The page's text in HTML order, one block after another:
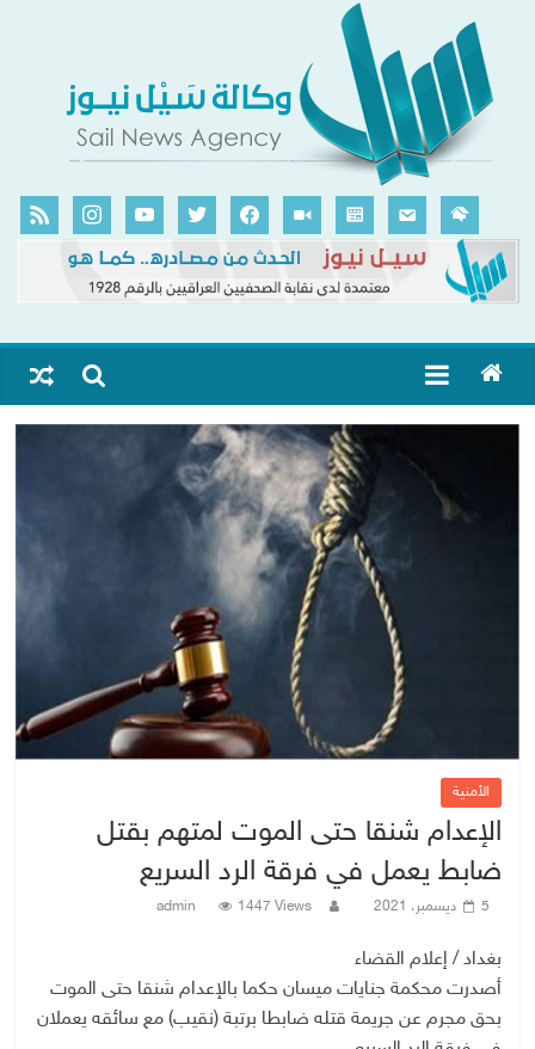
الأمنية
الإعدام شنقا حتى الموت لمتهم بقتل
ضابط يعمل في فرقة الرد السريع
5 ديسمبر، 2021 admin 1447 Views
بغداد / إعلام القضاء
أصدرت محكمة جنايات ميسان حكما بالإعدام شنقا حتى الموت
بحق مجرم عن جريمة قتله ضابطا برتبة (نقيب) مع سائقه يعملان